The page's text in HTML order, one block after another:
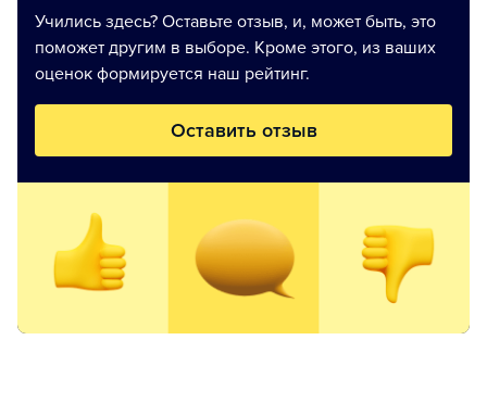
Учились здесь? Оставьте отзыв, и, может быть, это
поможет другим в выборе. Кроме этого, из ваших
оценок формируется наш рейтинг.
Оставить отзыв